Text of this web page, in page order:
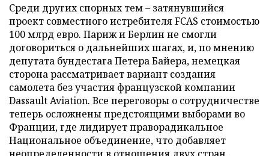
Среди других спорных тем – затянувшийся
проект совместного истребителя FCAS стоимостью
100 млрд евро. Париж и Берлин не смогли
договориться о дальнейших шагах, и, по мнению
депутата бундестага Петера Байера, немецкая
сторона рассматривает вариант создания
самолета без участия французской компании
Dassault Aviation. Все переговоры о сотрудничестве
теперь осложнены предстоящими выборами во
Франции, где лидирует праворадикальное
Национальное объединение, что добавляет